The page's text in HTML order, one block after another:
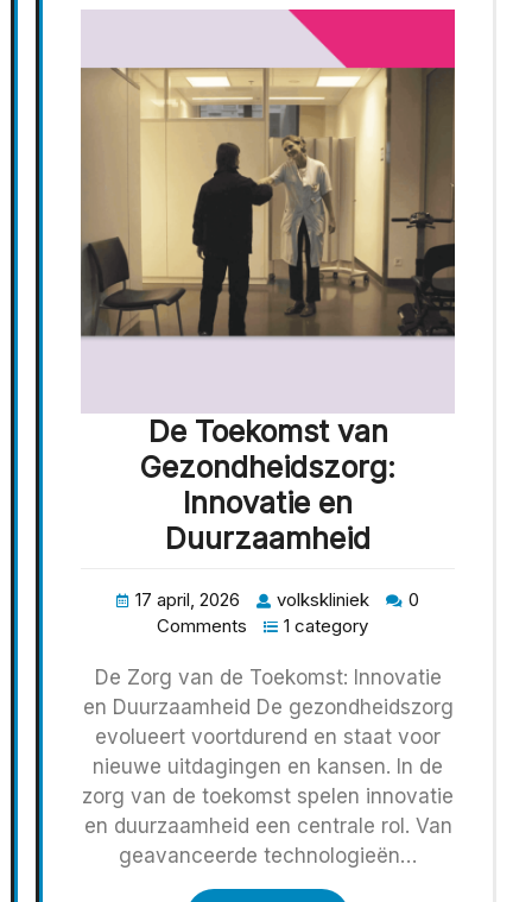
De Toekomst van
Gezondheidszorg:
Innovatie en
Duurzaamheid
17 april, 2026 volkskliniek
0
Comments
1 category
De Zorg van de Toekomst: Innovatie
en Duurzaamheid De gezondheidszorg
evolueert voortdurend en staat voor
nieuwe uitdagingen en kansen. In de
zorg van de toekomst spelen innovatie
en duurzaamheid een centrale rol. Van
geavanceerde technologieën…